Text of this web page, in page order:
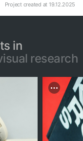
Project created at 19.12.2025
in
research